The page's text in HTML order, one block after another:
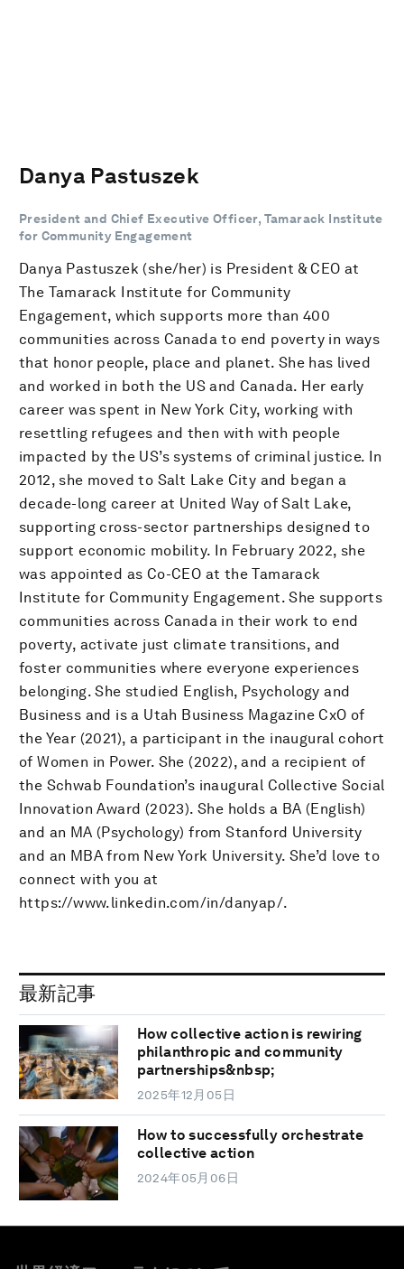
Danya Pastuszek
President and Chief Executive Officer, Tamarack Institute
for Community Engagement
Danya Pastuszek (she/her) is President & CEO at
The Tamarack Institute for Community
Engagement, which supports more than 400
communities across Canada to end poverty in ways
that honor people, place and planet. She has lived
and worked in both the US and Canada. Her early
career was spent in New York City, working with
resettling refugees and then with with people
impacted by the US’s systems of criminal justice. In
2012, she moved to Salt Lake City and began a
decade-long career at United Way of Salt Lake,
supporting cross-sector partnerships designed to
support economic mobility. In February 2022, she
was appointed as Co-CEO at the Tamarack
Institute for Community Engagement. She supports
communities across Canada in their work to end
poverty, activate just climate transitions, and
foster communities where everyone experiences
belonging. She studied English, Psychology and
Business and is a Utah Business Magazine CxO of
the Year (2021), a participant in the inaugural cohort
of Women in Power. She (2022), and a recipient of
the Schwab Foundation’s inaugural Collective Social
Innovation Award (2023). She holds a BA (English)
and an MA (Psychology) from Stanford University
and an MBA from New York University. She’d love to
connect with you at
https://www.linkedin.com/in/danyap/.
最新記事
How collective action is rewiring
philanthropic and community
partnerships&nbsp;
2025年12月05日
How to successfully orchestrate
collective action
2024年05月06日